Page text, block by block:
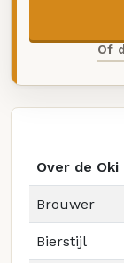
Of
Over de Oki
Brouwer
Bierstijl